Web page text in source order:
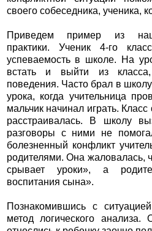
своего собеседника, ученика,
Приведем пример из
практики. Ученик 4-го
успеваемость в школе. На
встать и выйти из
поведения. Часто брал в
урока, когда учительница
мальчик начинал играть. Класс
расстраивалась. В школу
разговоры с ними не
болезненный конфликт
родителями. Она жаловалась,
срывает уроки», а
воспитания сына».
Познакомившись с
метод логического